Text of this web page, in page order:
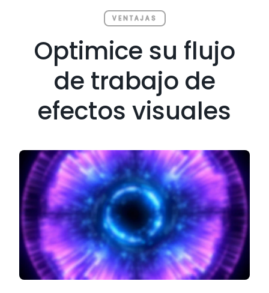
VENTAJAS
Optimice su flujo
de trabajo de
efectos visuales